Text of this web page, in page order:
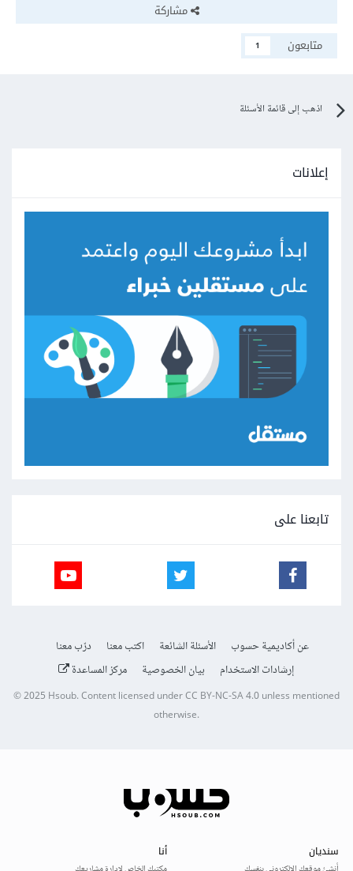
مشاركة
متابعون
1
اذهب إلى قائمة الأسئلة
إعلانات
تابعنا على
عن أكاديمية حسوب الأسئلة الشائعة اكتب معنا
درّب معنا
إرشادات الاستخدام
بيان الخصوصية مركز المساعدة
© 2025Hsoub.Content licensed underCC BY-NC-SA 4.0unless mentioned
otherwise.